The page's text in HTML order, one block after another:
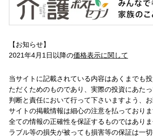
【お知らせ】
2021年4月1日以降の価格表示に関して
当サイトに記載されている内容はあくまでも
ただくためのものであり、実際の投資にあた
判断と責任において行って下さいますよう、
サイトの掲載情報は細心の注意を払っており
全ての情報の正確性を保証するものではあり
ラブル等の損失が被っても損害等の保証は一